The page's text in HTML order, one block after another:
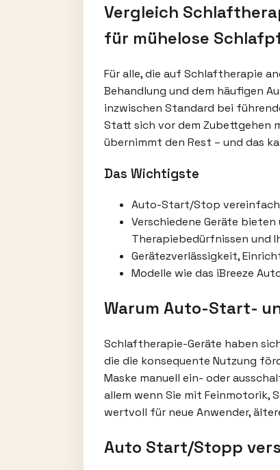
Vergleich
für mühelose
Für alle, die auf Schlaftherapie
Behandlung und dem häufigen
inzwischen Standard bei
Statt sich vor dem Zubettgehen
übernimmt den Rest – und das
Das Wichtigste
Auto-Start/Stop vereinfacht
Verschiedene Geräte
Therapiebedürfnissen und
Gerätezverlässigkeit,
Modelle wie das iBreeze
Warum Auto-Start-
Schlaftherapie-Geräte haben
die die konsequente Nutzung
Maske manuell ein- oder
allem wenn Sie mit Feinmotorik,
wertvoll für neue Anwender,
Auto Start/Stopp